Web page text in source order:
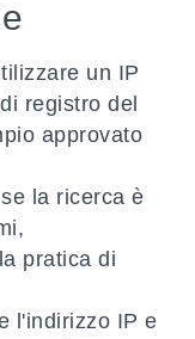
un IP
registro del
approvato
la ricerca è
pratica di
l'indirizzo IP e